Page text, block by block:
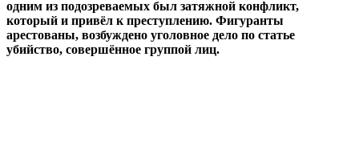
одним из подозреваемых был затяжной конфликт,
который и привёл к преступлению. Фигуранты
арестованы, возбуждено уголовное дело по статье
убийство, совершённое группой лиц.